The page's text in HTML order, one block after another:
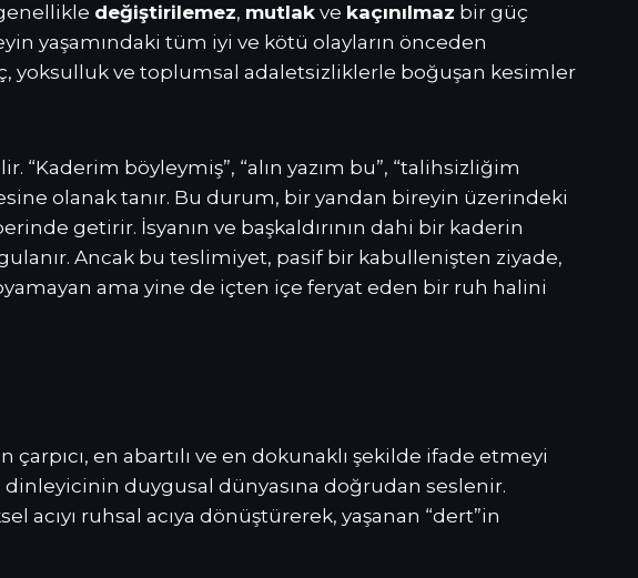
değiştirilemez, mutlak ve kaçınılmaz bir güç
yaşamındaki tüm iyi ve kötü olayların önceden
yoksulluk ve toplumsal adaletsizliklerle boğuşan kesimler
“Kaderim böyleymiş”, “alın yazım bu”, “talihsizliğim
olanak tanır. Bu durum, bir yandan bireyin üzerindeki
getirir. İsyanın ve başkaldırının dahi bir kaderin
Ancak bu teslimiyet, pasif bir kabullenişten ziyade,
ama yine de içten içe feryat eden bir ruh halini
en abartılı ve en dokunaklı şekilde ifade etmeyi
dinleyicinin duygusal dünyasına doğrudan seslenir.
acıyı ruhsal acıya dönüştürerek, yaşanan “dert”in